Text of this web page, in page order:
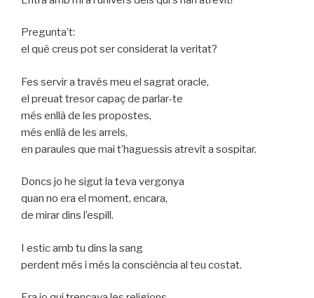
Pregunta’t:
el què creus pot ser considerat la veritat?
Fes servir a través meu el sagrat oracle,
el preuat tresor capaç de parlar-te
més enllà de les propostes,
més enllà de les arrels,
en paraules que mai t’haguessis atrevit a sospitar.
Doncs jo he sigut la teva vergonya
quan no era el moment, encara,
de mirar dins l’espill.
I estic amb tu dins la sang
perdent més i més la consciència al teu costat.